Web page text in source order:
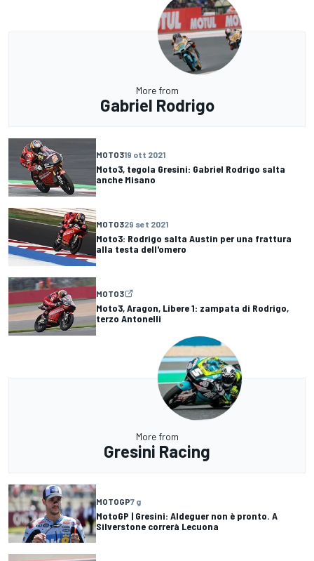
More from
Gabriel Rodrigo
MOTO319 ott 2021
Moto3, tegola Gresini: Gabriel Rodrigo salta
anche Misano
MOTO329 set 2021
Moto3: Rodrigo salta Austin per una frattura
alla testa dell'omero
MOTO3
Moto3, Aragon, Libere 1: zampata di Rodrigo,
terzo Antonelli
More from
Gresini Racing
MOTOGP7 g
MotoGP | Gresini: Aldeguer non è pronto. A
Silverstone correrà Lecuona